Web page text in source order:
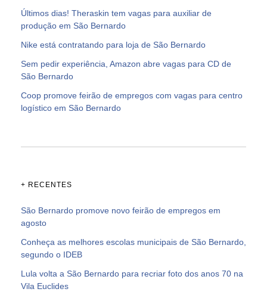
Últimos dias! Theraskin tem vagas para auxiliar de
produção em São Bernardo
Nike está contratando para loja de São Bernardo
Sem pedir experiência, Amazon abre vagas para CD de
São Bernardo
Coop promove feirão de empregos com vagas para centro
logístico em São Bernardo
+ RECENTES
São Bernardo promove novo feirão de empregos em
agosto
Conheça as melhores escolas municipais de São Bernardo,
segundo o IDEB
Lula volta a São Bernardo para recriar foto dos anos 70 na
Vila Euclides